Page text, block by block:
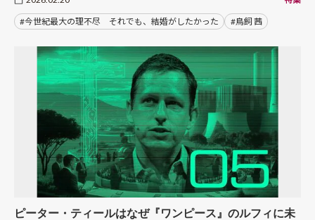
#今世紀最大の理不尽 それでも、結婚がしたかった #鳥飼 茜
ピーター・ティールはなぜ『ワンピース』のルフィに未